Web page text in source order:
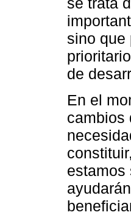
sino que
de
En el
cambios
estamos